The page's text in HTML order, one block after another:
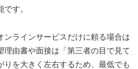
す。
ンラインサービスだけに頼る場合は
理由書や面接は「第三者の目で見て
りを大きく左右するため、最低でも